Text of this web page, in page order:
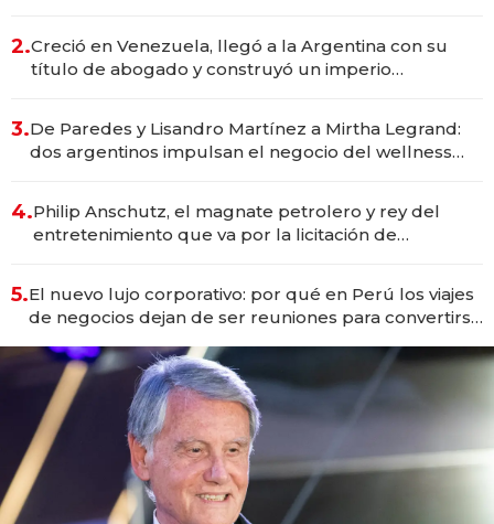
2.Creció en Venezuela, llegó a la Argentina con su
título de abogado y construyó un imperio
3.De Paredes y Lisandro Martínez a Mirtha Legrand:
dos argentinos impulsan el negocio del wellness
4.Philip Anschutz, el magnate petrolero y rey del
entretenimiento que va por la licitación de
5.El nuevo lujo corporativo: por qué en Perú los viajes
de negocios dejan de ser reuniones para convertirse